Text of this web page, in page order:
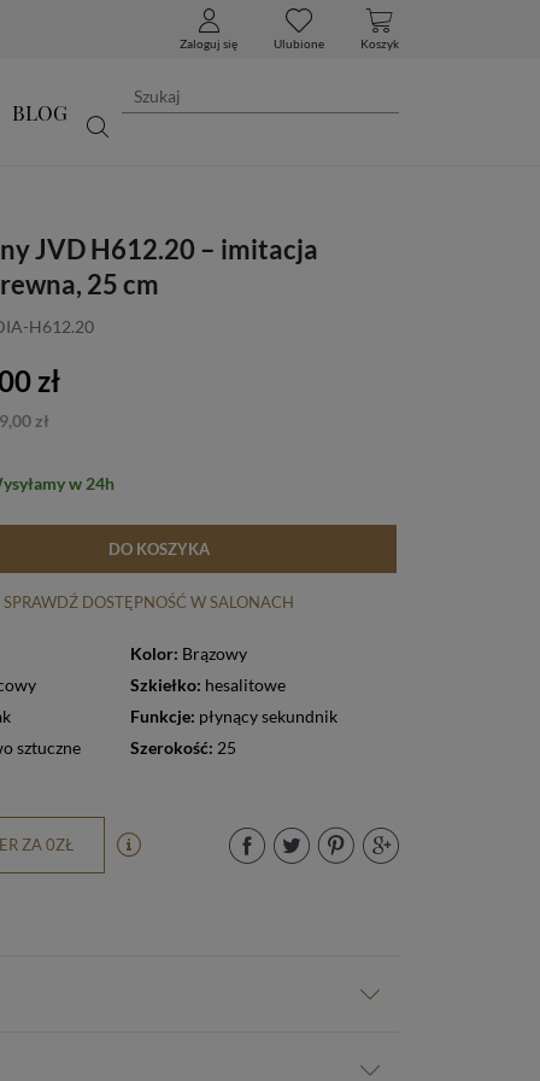
Zaloguj się Ulubione Koszyk
BLOG
JVD H612.20 – imitacja
25 cm
H612.20
zł
zł
w 24h
DO KOSZYKA
SPRAWDŹ DOSTĘPNOŚĆ W SALONACH
Kolor: Brązowy
Szkiełko: hesalitowe
Funkcje: płynący sekundnik
sztuczne Szerokość: 25
ZA 0ZŁ